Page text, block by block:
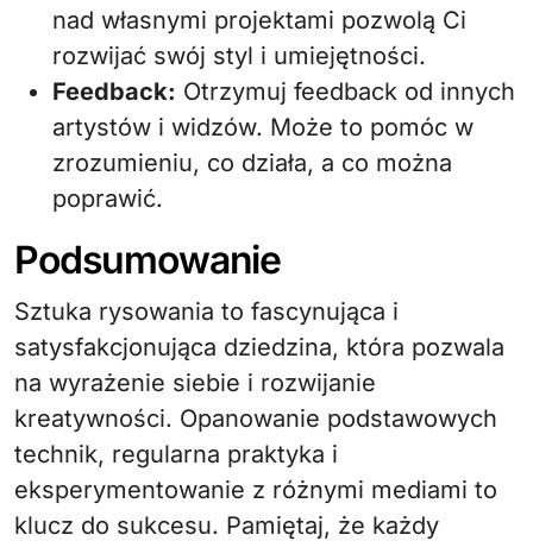
nad własnymi projektami pozwolą Ci
rozwijać swój styl i umiejętności.
Feedback: Otrzymuj feedback od innych
artystów i widzów. Może to pomóc w
zrozumieniu, co działa, a co można
poprawić.
Podsumowanie
Sztuka rysowania to fascynująca i
satysfakcjonująca dziedzina, która pozwala
na wyrażenie siebie i rozwijanie
kreatywności. Opanowanie podstawowych
technik, regularna praktyka i
eksperymentowanie z różnymi mediami to
klucz do sukcesu. Pamiętaj, że każdy